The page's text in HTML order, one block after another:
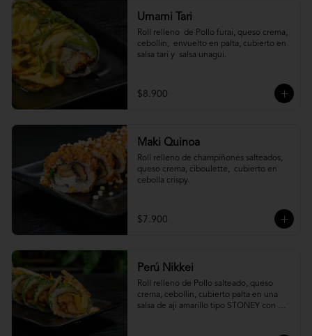
Umami Tari
Roll relleno  de Pollo furai, queso crema,
cebollin,  envuelto en palta, cubierto en
salsa tari y  salsa unagui.
$8.900
Maki Quinoa
​Roll relleno de champiñones salteados,
queso crema, ciboulette,  cubierto en
cebolla crispy.
$7.900
Perú Nikkei
Roll relleno de Pollo salteado, queso
crema, cebollin, cubierto palta en una
salsa de aji amarillo tipo STONEY con